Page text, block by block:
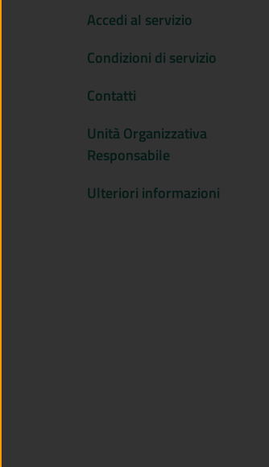
Accedi al servizio
Condizioni di servizio
Contatti
Unità Organizzativa
Responsabile
Ulteriori informazioni